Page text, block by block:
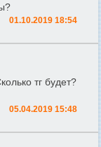
01.10.2019 18:54
тг будет?
05.04.2019 15:48